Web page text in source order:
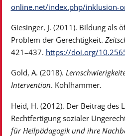
online.net/index.php/inklusion-
Giesinger, J. (2011). Bildung als
Problem der Gerechtigkeit.
421–437. https://doi.org/
Gold, A. (2018).
Intervention. Kohlhammer.
Heid, H. (2012). Der Beitrag des
Rechtfertigung sozialer
für Heilpädagogik und ihre